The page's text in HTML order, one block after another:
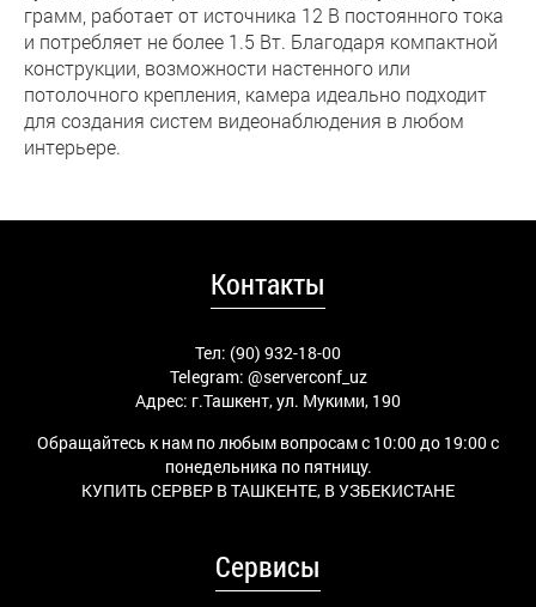
грамм, работает от источника 12 В постоянного тока
и потребляет не более 1.5 Вт. Благодаря компактной
конструкции, возможности настенного или
потолочного крепления, камера идеально подходит
для создания систем видеонаблюдения в любом
интерьере.
Контакты
Тел: (90) 932-18-00
Telegram: @serverconf_uz
Адрес: г.Ташкент, ул. Мукими, 190
Обращайтесь к нам по любым вопросам с 10:00 до 19:00 с
понедельника по пятницу.
КУПИТЬ СЕРВЕР В ТАШКЕНТЕ, В УЗБЕКИСТАНЕ
Сервисы